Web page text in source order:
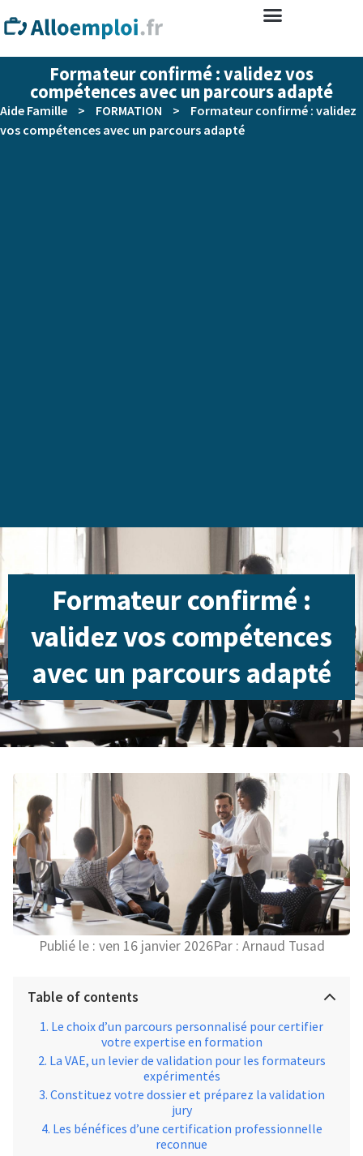
Formateur confirmé : validez vos
compétences avec un parcours adapté
Aide Famille > FORMATION >
Formateur confirmé : validez
vos compétences avec un parcours adapté
Formateur confirmé :
validez vos compétences
avec un parcours adapté
Publié le : ven 16 janvier 2026Par : Arnaud Tusad
Table of contents
Le choix d’un parcours personnalisé pour certifier
votre expertise en formation
La VAE, un levier de validation pour les formateurs
expérimentés
Constituez votre dossier et préparez la validation
jury
Les bénéfices d’une certification professionnelle
reconnue